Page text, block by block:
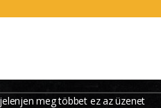
meg többet ez az üzenet